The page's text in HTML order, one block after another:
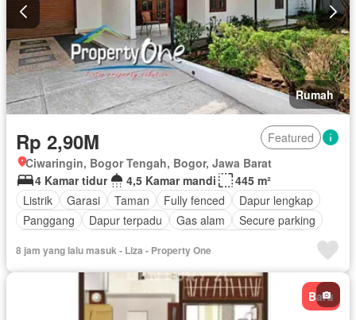
Rumah
Rp 2,90M
Featured
Ciwaringin, Bogor Tengah, Bogor, Jawa Barat
4 Kamar tidur
4,5 Kamar mandi
445 m²
Listrik
Garasi Taman Fully fenced
Dapur lengkap
Panggang
Dapur terpadu Gas alam
Secure parking
Halaman
Tanpa perabotan
8 jam yang lalu masuk - Liza - Property One
Baru